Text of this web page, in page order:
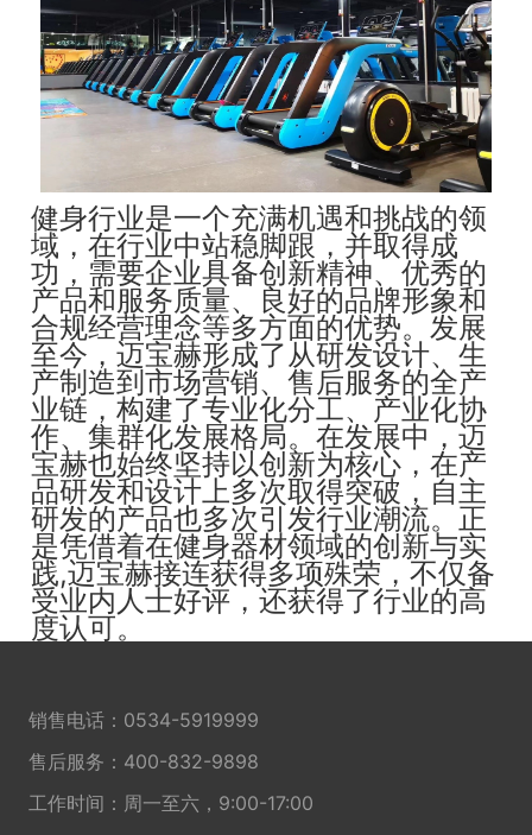
健身行业是一个充满机遇和挑战的领
域，在行业中站稳脚跟，并取得成
功，需要企业具备创新精神、优秀的
产品和服务质量、良好的品牌形象和
合规经营理念等多方面的优势。发展
至今，迈宝赫形成了从研发设计、生
产制造到市场营销、售后服务的全产
业链，构建了专业化分工、产业化协
作、集群化发展格局。在发展中，迈
宝赫也始终坚持以创新为核心，在产
品研发和设计上多次取得突破，自主
研发的产品也多次引发行业潮流。正
是凭借着在健身器材领域的创新与实
践,迈宝赫接连获得多项殊荣，不仅备
受业内人士好评，还获得了行业的高
度认可。
销售电话： 0534-5919999
售后服务： 400-832-9898
工作时间：周一至六，9:00-17:00